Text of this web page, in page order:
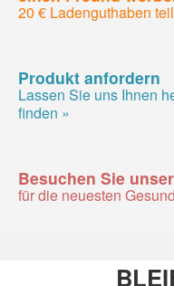
20 € Ladenguthaben
Produkt anfordern
Lassen Sie uns Ihnen
finden »
Besuchen Sie
für die neuesten